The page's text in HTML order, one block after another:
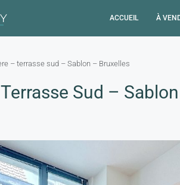
ACCUEIL À
– terrasse sud – Sablon – Bruxelles
Sud –